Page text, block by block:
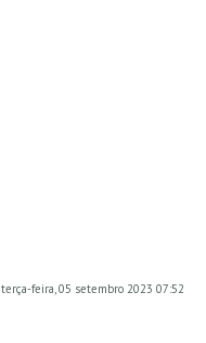
terça-feira, 05 setembro 2023 07:52